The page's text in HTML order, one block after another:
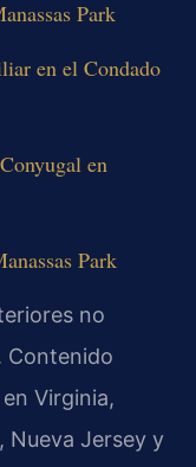
Park
en el Condado
en
Park
no
Contenido
Virginia,
Nueva Jersey y